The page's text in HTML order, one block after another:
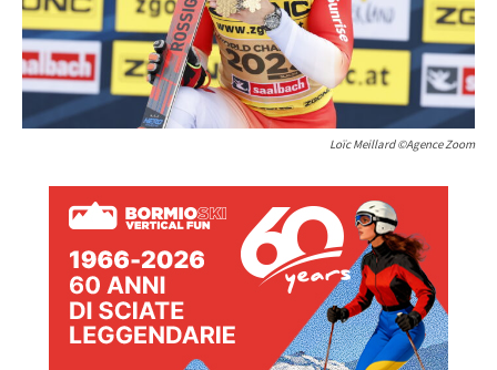
Loïc Meillard ©Agence Zoom